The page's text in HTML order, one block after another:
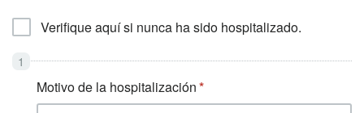
Verifique aquí si nunca ha sido hospitalizado.
Motivo de la hospitalización